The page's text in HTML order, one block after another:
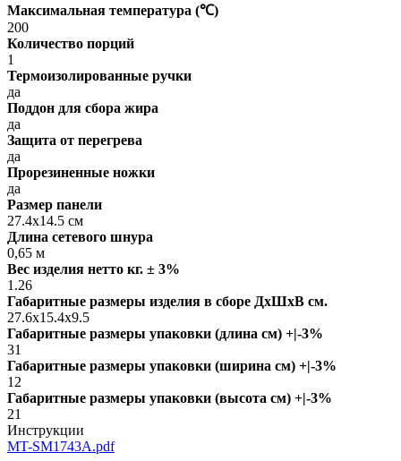
Максимальная температура (℃)
200
Количество порций
1
Термоизолированные ручки
да
Поддон для сбора жира
да
Защита от перегрева
да
Прорезиненные ножки
да
Размер панели
27.4x14.5 см
Длина сетевого шнура
0,65 м
Вес изделия нетто кг. ± 3%
1.26
Габаритные размеры изделия в сборе ДxШxВ см.
27.6x15.4x9.5
Габаритные размеры упаковки (длина см) +|-3%
31
Габаритные размеры упаковки (ширина см) +|-3%
12
Габаритные размеры упаковки (высота см) +|-3%
21
Инструкции
MT-SM1743A.pdf